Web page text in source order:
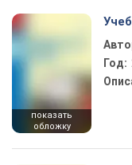
показать
обложку
Год: